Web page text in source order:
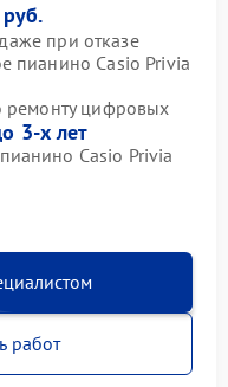
при отказе
пианино Casio Privia
ремонту цифровых
3-х лет
Casio Privia
работ